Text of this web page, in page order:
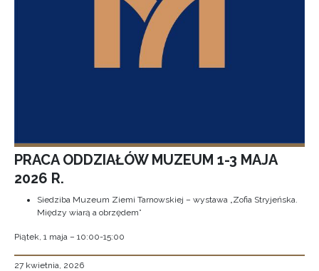
PRACA ODDZIAŁÓW MUZEUM 1-3 MAJA
2026 R.
Siedziba Muzeum Ziemi Tarnowskiej – wystawa „Zofia Stryjeńska.
Między wiarą a obrzędem”
Piątek, 1 maja – 10:00-15:00
27 kwietnia, 2026